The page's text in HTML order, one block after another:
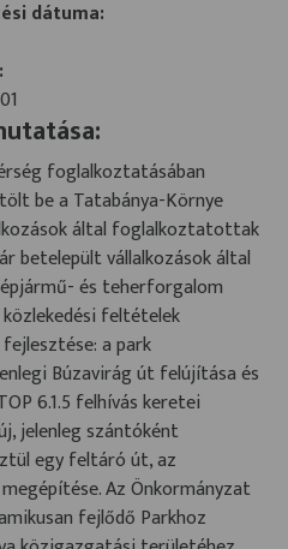
dátuma:
foglalkoztatásában
be a Tatabánya-Környe
által foglalkoztatottak
betelepült vállalkozások által
és teherforgalom
feltételek
a park
Búzavirág út felújítása és
6.1.5 felhívás keretei
jelenleg szántóként
egy feltáró út, az
Az Önkormányzat
fejlődő Parkhoz